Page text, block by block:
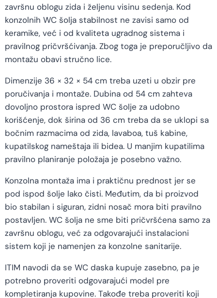
završnu oblogu zida i željenu visinu sedenja. Kod
konzolnih WC šolja stabilnost ne zavisi samo od
keramike, već i od kvaliteta ugradnog sistema i
pravilnog pričvršćivanja. Zbog toga je preporučljivo da
montažu obavi stručno lice.
Dimenzije 36 × 32 × 54 cm treba uzeti u obzir pre
poručivanja i montaže. Dubina od 54 cm zahteva
dovoljno prostora ispred WC šolje za udobno
korišćenje, dok širina od 36 cm treba da se uklopi sa
bočnim razmacima od zida, lavaboa, tuš kabine,
kupatilskog nameštaja ili bidea. U manjim kupatilima
pravilno planiranje položaja je posebno važno.
Konzolna montaža ima i praktičnu prednost jer se
pod ispod šolje lako čisti. Međutim, da bi proizvod
bio stabilan i siguran, zidni nosač mora biti pravilno
postavljen. WC šolja ne sme biti pričvršćena samo za
završnu oblogu, već za odgovarajući instalacioni
sistem koji je namenjen za konzolne sanitarije.
ITIM navodi da se WC daska kupuje zasebno, pa je
potrebno proveriti odgovarajući model pre
kompletiranja kupovine. Takođe treba proveriti koji